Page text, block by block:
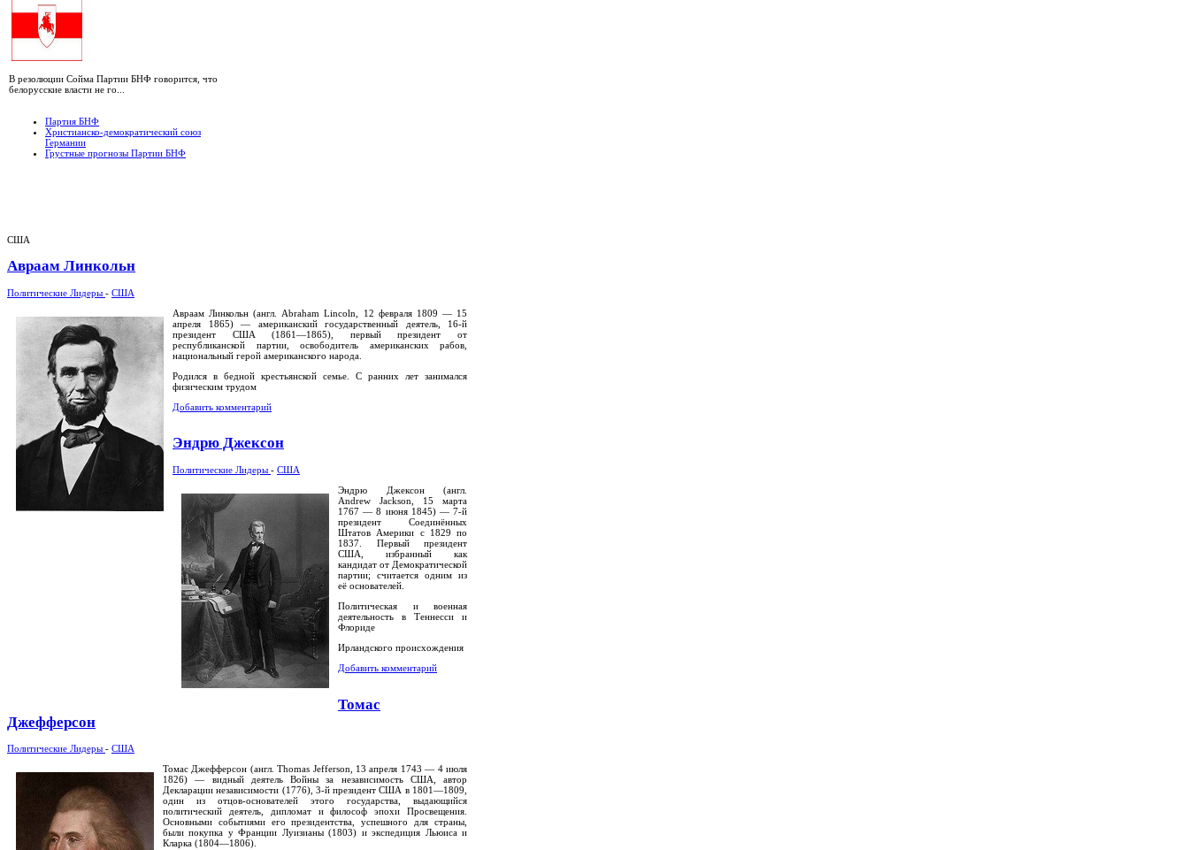
В резолюции Сойма Партии БНФ говорится, что
белорусские власти не го...
Партия БНФ
Христианско-демократический союз
Германии
Грустные прогнозы Партии БНФ
США
Авраам Линкольн
Политические Лидеры - США
Авраам Линкольн (англ. Abraham Lincoln, 12 февраля 1809 — 15
апреля 1865) — американский государственный деятель, 16-й
президент США (1861—1865), первый президент от
республиканской партии, освободитель американских рабов,
национальный герой американского народа.
Родился в бедной крестьянской семье. С ранних лет занимался
физическим трудом
Добавить комментарий
Эндрю Джексон
Политические Лидеры - США
Эндрю Джексон (англ.
Andrew Jackson, 15 марта
1767 — 8 июня 1845) — 7-й
президент Соединённых
Штатов Америки с 1829 по
1837. Первый президент
США, избранный как
кандидат от Демократической
партии; считается одним из
её основателей.
Политическая и военная
деятельность в Теннесси и
Флориде
Ирландского происхождения
Добавить комментарий
Томас
Джефферсон
Политические Лидеры - США
Томас Джефферсон (англ. Thomas Jefferson, 13 апреля 1743 — 4 июля
1826) — видный деятель Войны за независимость США, автор
Декларации независимости (1776), 3-й президент США в 1801—1809,
один из отцов-основателей этого государства, выдающийся
политический деятель, дипломат и философ эпохи Просвещения.
Основными событиями его президентства, успешного для страны,
были покупка у Франции Луизианы (1803) и экспедиция Льюиса и
Кларка (1804—1806).